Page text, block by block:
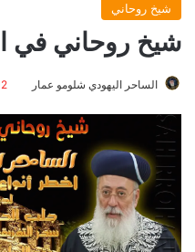
شيخ روحاني
شيخ روحاني في
الساحر اليهودي شلومو عمار